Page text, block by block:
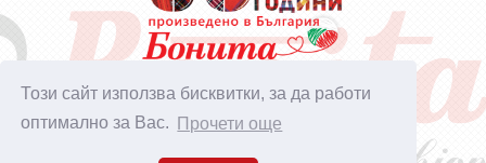
Този сайт използва бисквитки, за да работи
оптимално за Вас.
Прочети още